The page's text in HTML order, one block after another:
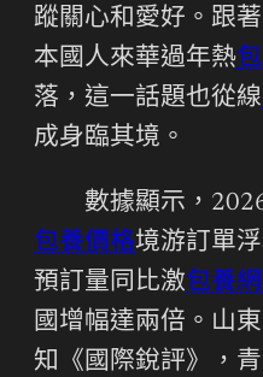
蹤關心和愛好。跟
本國人來華過年熱
落，這一話題也從線
成身臨其境。
數據顯示，
包養價格境游訂單
預訂量同比激包養網
國增幅達兩倍。山
知《國際銳評》，